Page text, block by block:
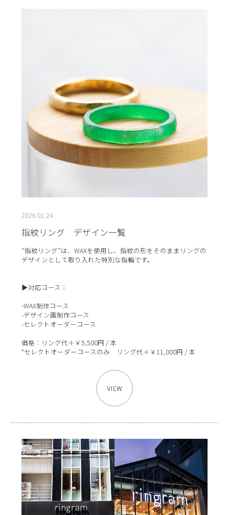
2026.01.24
指紋リング デザイン一覧
“指紋リング”は、WAXを使用し、指紋の形をそのままリングの
デザインとして取り入れた特別な指輪です。
▶対応コース：
-WAX制作コース
-デザイン画制作コース
-セレクトオーダーコース
価格：リング代＋￥5,500円 / 本
*セレクトオーダーコースのみ リング代＋￥11,000円 / 本